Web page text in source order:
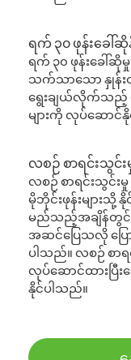
ရက် ၃၀ ဖုန်းခေါ်
ရက် ၃၀ ဖုန်းခေါ်
သက်သာသော နှုန်းထ
ရွေးချယ်လိုက်သည့်
များကို လုပ်ဆောင်
လစဉ် စာရင်းသွင်း
လစဉ် စာရင်းသွင်း
မိုဘိုင်းဖုန်းများသို့
မည်သည့်အချိန်တွ
အဆင်ပြေသလို ပြ
ပါသည်။ လစဉ် စာ
လုပ်ဆောင်ထားပြီး
နိုင်ပါသည်။